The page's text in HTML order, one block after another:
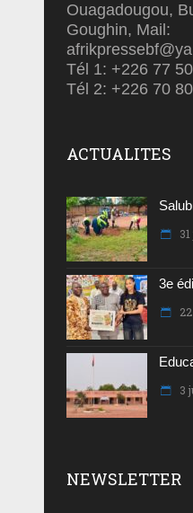
Ouagadougou,
Goughin, Mail:
Tél 1: +226 77
Tél 2: +226 70
ACTUALITES
3e
3
NEWSLETTER